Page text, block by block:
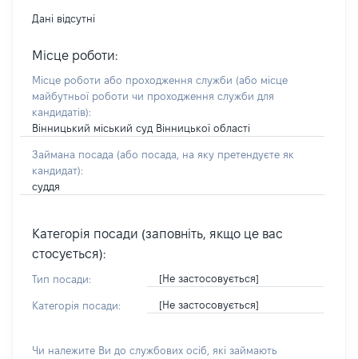
Дані відсутні
Місце роботи:
Місце роботи або проходження служби (або місце
майбутньої роботи чи проходження служби для
кандидатів):
Вінницький міський суд Вінницької області
Займана посада (або посада, на яку претендуєте як
кандидат):
суддя
Категорія посади (заповніть, якщо це вас
стосується):
Тип посади: [Не застосовується]
Категорія посади: [Не застосовується]
Чи належите Ви до службових осіб, які займають